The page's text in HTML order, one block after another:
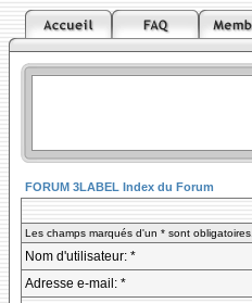
FORUM 3LABEL Index du Forum
Les champs marqués d'un * sont obligatoires.
Nom d'utilisateur: *
Adresse e-mail: *